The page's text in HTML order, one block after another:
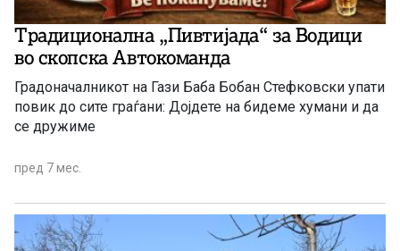
Традиционална „Пивтијада“ за Водици
во скопска Автокоманда
Градоначалникот на Гази Баба Бобан Стефковски упати
повик до сите граѓани: Дојдете на бидеме хумани и да
се дружиме
пред 7 мес.